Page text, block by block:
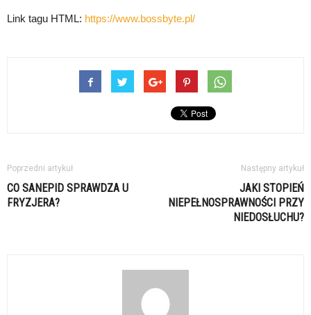
Link tagu HTML: https://www.bossbyte.pl/
Poprzedni artykuł
CO SANEPID SPRAWDZA U
FRYZJERA?
Następny artykuł
JAKI STOPIEŃ
NIEPEŁNOSPRAWNOŚCI PRZY
NIEDOSŁUCHU?